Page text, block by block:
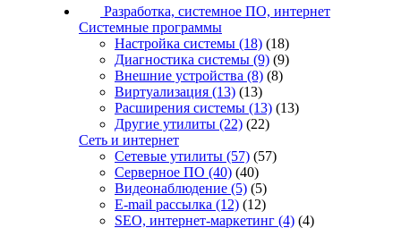
Разработка, системное ПО, интернет
Системные программы
Настройка системы (18) (18)
Диагностика системы (9) (9)
Внешние устройства (8) (8)
Виртуализация (13) (13)
Расширения системы (13) (13)
Другие утилиты (22) (22)
Сеть и интернет
Сетевые утилиты (57) (57)
Серверное ПО (40) (40)
Видеонаблюдение (5) (5)
E-mail рассылка (12) (12)
SEO, интернет-маркетинг (4) (4)